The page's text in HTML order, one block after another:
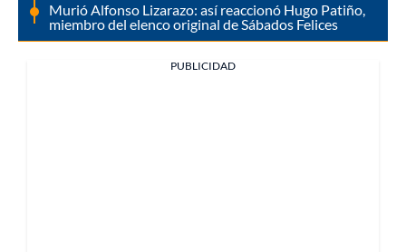
Murió Alfonso Lizarazo: así reaccionó Hugo Patiño,
miembro del elenco original de Sábados Felices
PUBLICIDAD